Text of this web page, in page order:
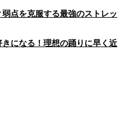
点を克服する最強のストレッ
になる！理想の踊りに早く近